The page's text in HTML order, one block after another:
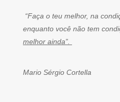
“Faça o teu melhor, na
enquanto você não tem
melhor ainda”.
Mario Sérgio Cortella